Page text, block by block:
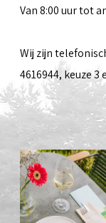
Van 8:00 uur tot
Wij zijn
4616944, keuze